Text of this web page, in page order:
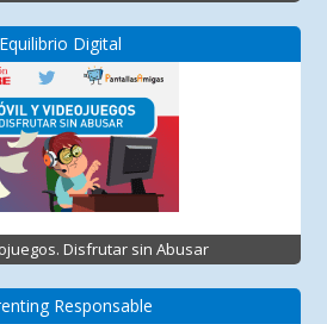
Equilibrio Digital
Disfrutar sin Abusar
Responsable